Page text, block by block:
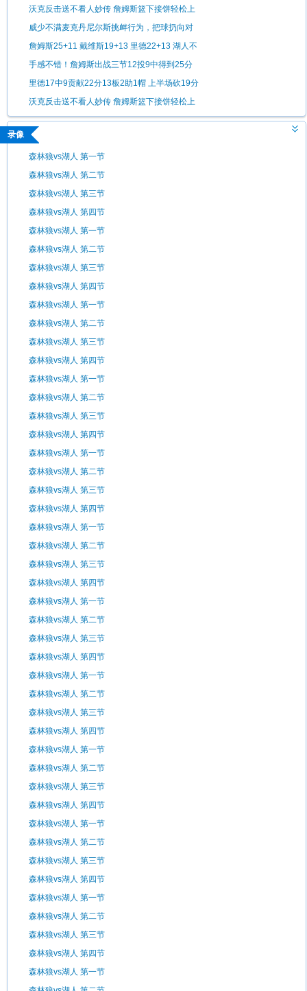
沃克反击送不看人妙传 詹姆斯篮下接饼轻松上
篮
威少不满麦克丹尼尔斯挑衅行为，把球扔向对
手
詹姆斯25+11 戴维斯19+13 里德22+13 湖人不
敌森林狼
手感不错！詹姆斯出战三节12投9中得到25分
11板3助1断
里德17中9贡献22分13板2助1帽 上半场砍19分
沃克反击送不看人妙传 詹姆斯篮下接饼轻松上
篮
录像
森林狼vs湖人 第一节
森林狼vs湖人 第二节
森林狼vs湖人 第三节
森林狼vs湖人 第四节
森林狼vs湖人 第一节
森林狼vs湖人 第二节
森林狼vs湖人 第三节
森林狼vs湖人 第四节
森林狼vs湖人 第一节
森林狼vs湖人 第二节
森林狼vs湖人 第三节
森林狼vs湖人 第四节
森林狼vs湖人 第一节
森林狼vs湖人 第二节
森林狼vs湖人 第三节
森林狼vs湖人 第四节
森林狼vs湖人 第一节
森林狼vs湖人 第二节
森林狼vs湖人 第三节
森林狼vs湖人 第四节
森林狼vs湖人 第一节
森林狼vs湖人 第二节
森林狼vs湖人 第三节
森林狼vs湖人 第四节
森林狼vs湖人 第一节
森林狼vs湖人 第二节
森林狼vs湖人 第三节
森林狼vs湖人 第四节
森林狼vs湖人 第一节
森林狼vs湖人 第二节
森林狼vs湖人 第三节
森林狼vs湖人 第四节
森林狼vs湖人 第一节
森林狼vs湖人 第二节
森林狼vs湖人 第三节
森林狼vs湖人 第四节
森林狼vs湖人 第一节
森林狼vs湖人 第二节
森林狼vs湖人 第三节
森林狼vs湖人 第四节
森林狼vs湖人 第一节
森林狼vs湖人 第二节
森林狼vs湖人 第三节
森林狼vs湖人 第四节
森林狼vs湖人 第一节